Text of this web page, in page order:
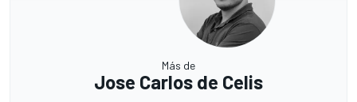
Más de
Jose Carlos de Celis